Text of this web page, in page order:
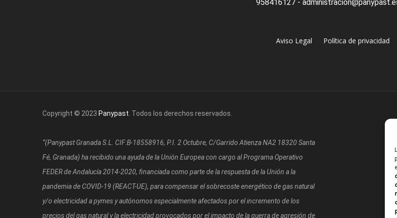
958416127 -
Aviso Legal Política de privacidad
Copyright © 2023 Panypast . Todos los derechos reservados.
“(Panypast Granada S.L. CIF:B-18558916, P.I. 2 Octubre, C/Garrido Atienza NA2 18320 Santa
Fé, Granada) ha recibido una ayuda de la Unión Europea con cargo al Programa Operativo
FEDER de Andalucía 2014-2020, financiada como parte de la respuesta de la Unión a la
pandemia de COVID-19 (REACT-UE), para compensar el sobrecoste energético de gas natural
y/o electricidad a pymes y autónomos especialmente afectados por el incremento de los
precios del gas natural y la electricidad provocados por el impacto de la guerra de agresión de